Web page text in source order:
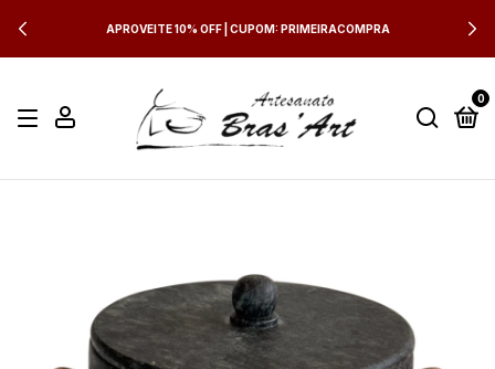
APROVEITE 10% OFF | CUPOM: PRIMEIRACOMPRA
0